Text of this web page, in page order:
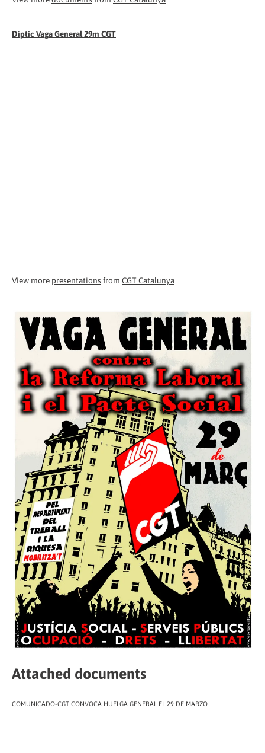
Díptic Vaga General 29m CGT
View more presentations from CGT Catalunya
Attached documents
COMUNICADO-CGT CONVOCA HUELGA GENERAL EL 29 DE MARZO